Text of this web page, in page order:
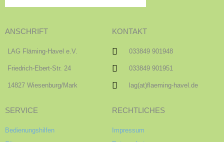
ANSCHRIFT
LAG Fläming-Havel e.V.
Friedrich-Ebert-Str. 24
14827 Wiesenburg/Mark
KONTAKT
033849 901948
033849 901951
lag(at)flaeming-havel.de
SERVICE
Bedienungshilfen
RECHTLICHES
Impressum